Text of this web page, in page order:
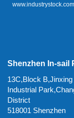
www.industrystock.com
Shenzhen In-sail
13C,Block
Industrial
District
518001 Shenzhen